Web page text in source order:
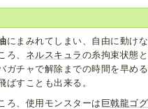
にまみれてしまい、自由に動けな
ろ、 ネルスキュラ の糸拘束状態
ガチャで解除までの時間を早め
ばすことも出来る。
ろ、使用モンスターは 巨戟龍ゴ